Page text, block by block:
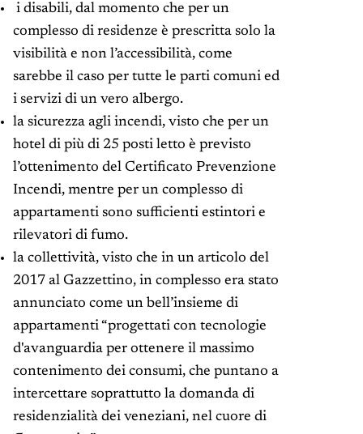
i disabili, dal momento che per un
complesso di residenze è prescritta solo la
visibilità e non l’accessibilità, come
sarebbe il caso per tutte le parti comuni ed
i servizi di un vero albergo.
la sicurezza agli incendi, visto che per un
hotel di più di 25 posti letto è previsto
l’ottenimento del Certificato Prevenzione
Incendi, mentre per un complesso di
appartamenti sono sufficienti estintori e
rilevatori di fumo.
la collettività, visto che in un articolo del
2017 al Gazzettino, in complesso era stato
annunciato come un bell’insieme di
appartamenti “progettati con tecnologie
d'avanguardia per ottenere il massimo
contenimento dei consumi, che puntano a
intercettare soprattutto la domanda di
residenzialità dei veneziani, nel cuore di